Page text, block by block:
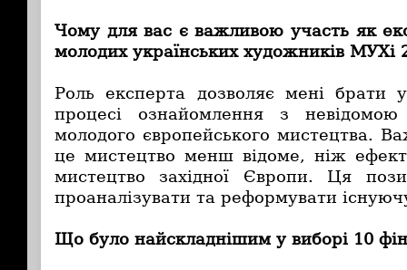
Чому для вас є важливою участь як
молодих українських художників МУХі
Роль експерта дозволяє мені брати
процесі ознайомлення з
молодого європейського мистецтва.
це мистецтво менш відоме, ніж
мистецтво західної Європи. Ця
проаналізувати та реформувати
Що було найскладнішим у виборі 10